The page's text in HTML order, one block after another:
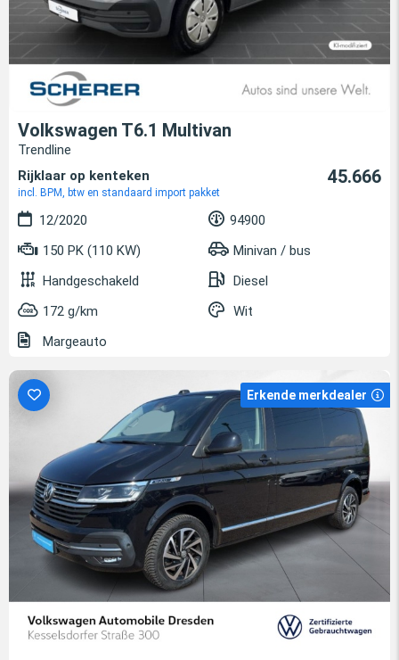
Volkswagen T6.1 Multivan
Trendline
Rijklaar op kenteken
incl. BPM, btw en standaard import pakket
45.666
12/2020
94900
150 PK (110 KW)
Minivan / bus
Handgeschakeld
Diesel
172 g/km
Wit
Margeauto
Erkende merkdealer